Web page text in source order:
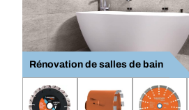
Rénovation de salles de bain